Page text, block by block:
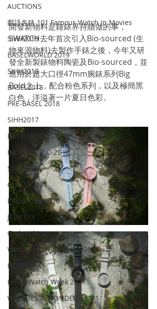
AUCTIONS
戲語名錶 101 Famous Watch in Movies
SIHH2019
BASELWORLD 2019
SIHH2018
BASEL2018
PRE-BASEL 2018
SIHH2017
BASELWORLD2017
BASELWORLD 2016
SIHH2016
CLASSIC 101
PRE-BASEL 2020
JEWELRY
Gadget News
Watches & Wonders 2020
HOT TOPIC
LVMH Watch Week 2021
WATCHES & WONDERS 2021
開發新物料是鐘錶界持續做的事，
SWATCH去年首次引入Bio-sourced (生
物來源物料)去製作手錶之後，今年又研
發全新製錶物料陶瓷及Bio-sourced，並
應用於超大口徑47mm腕錶系列Big
Bold之上，配合粉色系列，以及極簡黑
白色，洋溢著一片夏日色彩。